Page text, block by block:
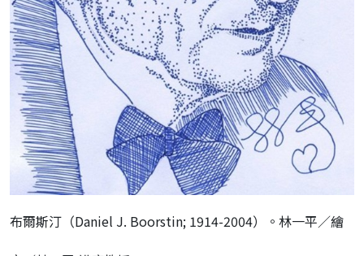
布爾斯汀（Daniel J. Boorstin; 1914-2004）。林一平／繪